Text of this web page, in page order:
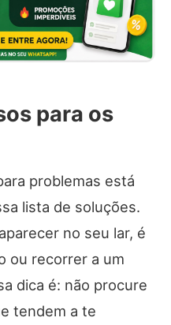
para os
problemas está
lista de soluções.
no seu lar, é
ou recorrer a um
dica é: não procure
tendem a te